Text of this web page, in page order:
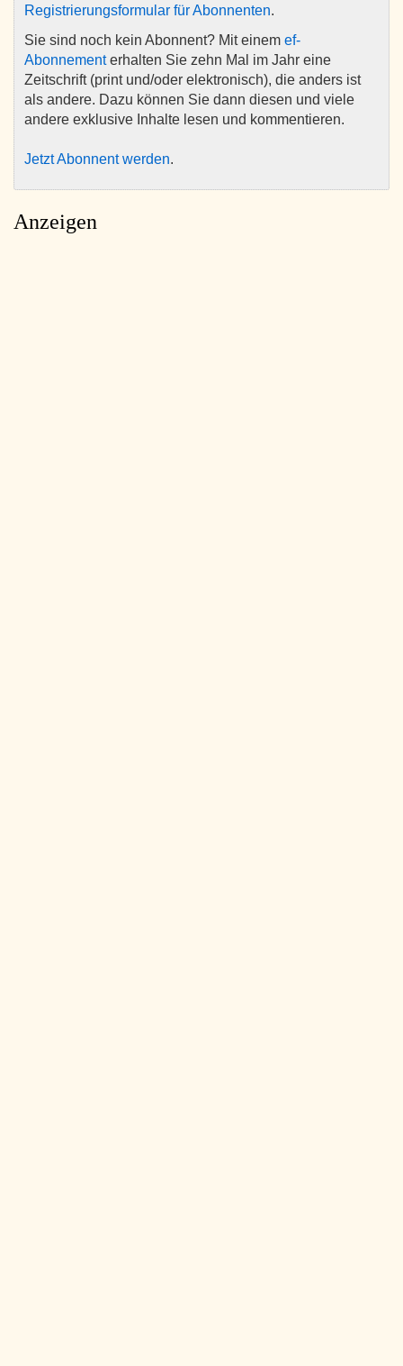
Registrierungsformular für Abonnenten.
Sie sind noch kein Abonnent? Mit einem ef-
Abonnementerhalten Sie zehn Mal im Jahr eine
Zeitschrift (print und/oder elektronisch), die anders ist
als andere. Dazu können Sie dann diesen und viele
andere exklusive Inhalte lesen und kommentieren.
Jetzt Abonnent werden.
Anzeigen